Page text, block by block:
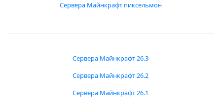
Сервера Майнкрафт пиксельмон
Сервера Майнкрафт 26.3
Сервера Майнкрафт 26.2
Сервера Майнкрафт 26.1